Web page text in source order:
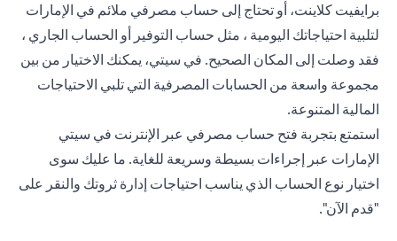
برايفيت كلاينت، أو تحتاج إلى حساب مصرفي ملائم في الإمارات
لتلبية احتياجاتك اليومية ، مثل حساب التوفير أو الحساب الجاري ،
فقد وصلت إلى المكان الصحيح. في سيتي، يمكنك الاختيار من بين
مجموعة واسعة من الحسابات المصرفية التي تلبي الاحتياجات
المالية المتنوعة.
استمتع بتجربة فتح حساب مصرفي عبر الإنترنت في سيتي
الإمارات عبر إجراءات بسيطة وسريعة للغاية. ما عليك سوى
اختيار نوع الحساب الذي يناسب احتياجات إدارة ثروتك والنقر على
"قدم الآن".